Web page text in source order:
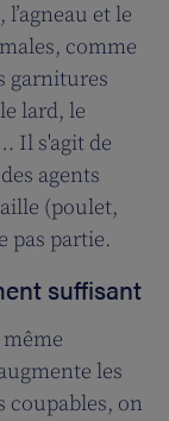
et le
comme
garnitures
lard, le
Il s'agit de
agents
(poulet,
pas partie.
suffisant
les
coupables, on